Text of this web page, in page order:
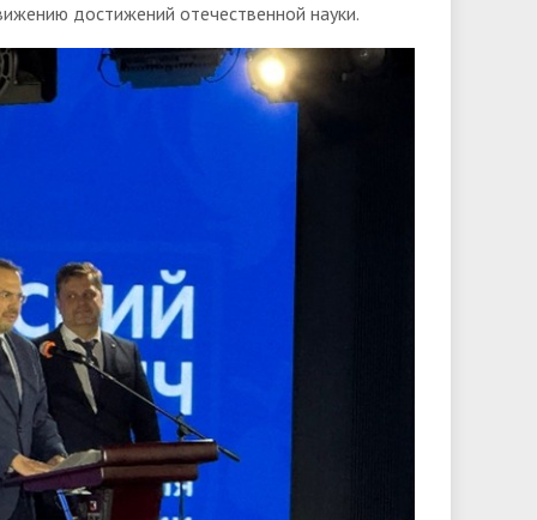
достижений отечественной науки.